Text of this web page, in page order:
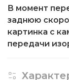
В момент
заднюю
картинка с
передачи